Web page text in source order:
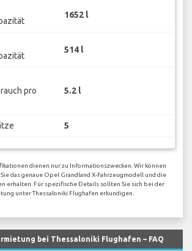
1652 l
514 l
pro
5.2 l
5
dienen nur zu Informationszwecken. Wir können
das genaue Opel Grandland X-Fahrzeugmodell und die
erhalten. Für spezifische Details sollten Sie sich bei der
unter Thessaloniki Flughafen erkundigen.
bei Thessaloniki Flughafen – FAQ